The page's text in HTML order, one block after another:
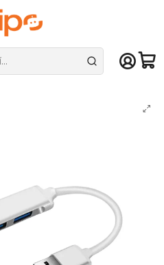
De lunes a sábado en el gran
Adaptadores HUB
3.0 a 4 Puertos Usb 5gbsp